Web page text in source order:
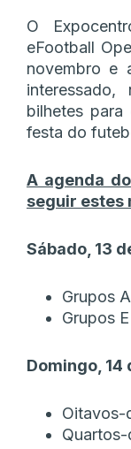
O
eFootball
novembro e
interessado,
bilhetes
festa do
A agenda
seguir estes
Sábado, 13
Grupos
Grupos
Domingo, 14
Oitavos-
Quartos-